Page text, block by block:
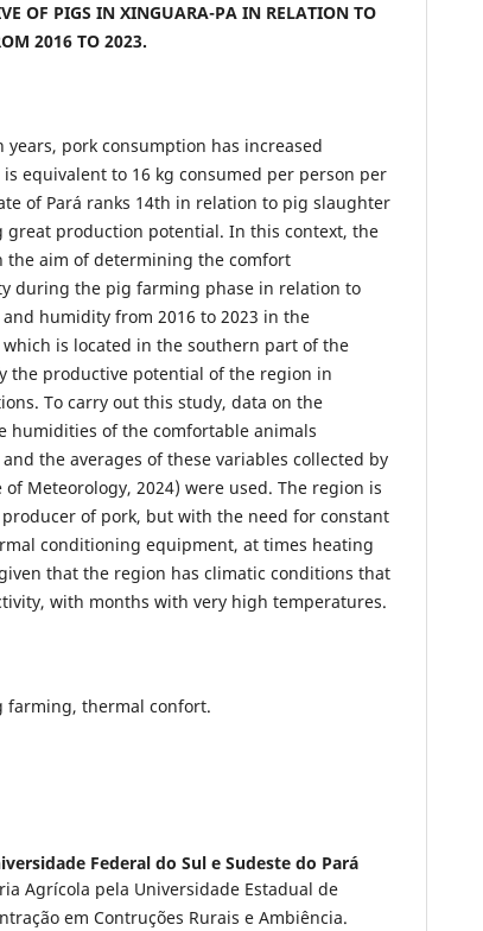
OF PIGS IN XINGUARA-PA IN RELATION TO
2016 TO 2023.
years, pork consumption has increased
equivalent to 16 kg consumed per person per
of Pará ranks 14th in relation to pig slaughter
great production potential. In this context, the
the aim of determining the comfort
during the pig farming phase in relation to
humidity from 2016 to 2023 in the
is located in the southern part of the
the productive potential of the region in
To carry out this study, data on the
humidities of the comfortable animals
the averages of these variables collected by
Meteorology, 2024) were used. The region is
of pork, but with the need for constant
conditioning equipment, at times heating
that the region has climatic conditions that
with months with very high temperatures.
farming, thermal confort.
Federal do Sul e Sudeste do Pará
Agrícola pela Universidade Estadual de
em Contruções Rurais e Ambiência.